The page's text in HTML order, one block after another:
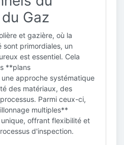
Gaz
et gazière, où la
sont primordiales, un
est essentiel. Cela
**plans
approche systématique
des matériaux, des
Parmi ceux-ci,
multiples**
offrant flexibilité et
d'inspection.